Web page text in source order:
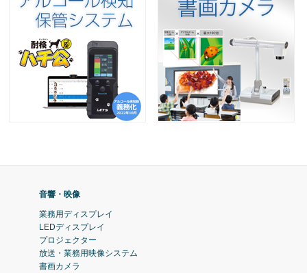
音響・映像
業務用ディスプレイ
LEDディスプレイ
プロジェクター
放送・業務用映像システム
書画カメラ